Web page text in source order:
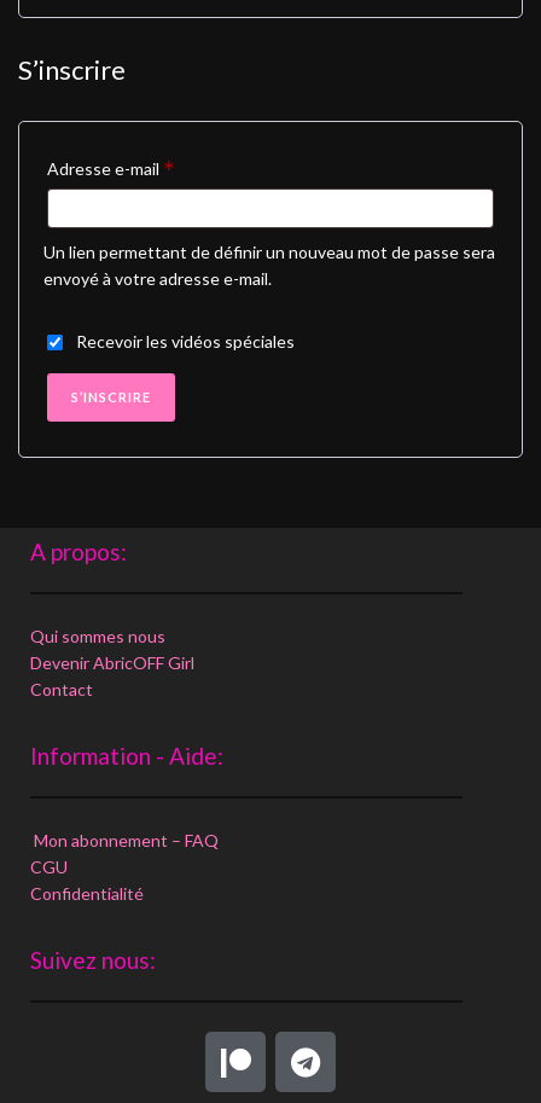
S’inscrire
Adresse e-mail *
Un lien permettant de définir un nouveau mot de passe sera
envoyé à votre adresse e-mail.
Recevoir les vidéos spéciales
S’INSCRIRE
A propos:
Qui sommes nous
Devenir AbricOFF Girl
Contact
Information - Aide:
Mon abonnement – FAQ
CGU
Confidentialité
Suivez nous: